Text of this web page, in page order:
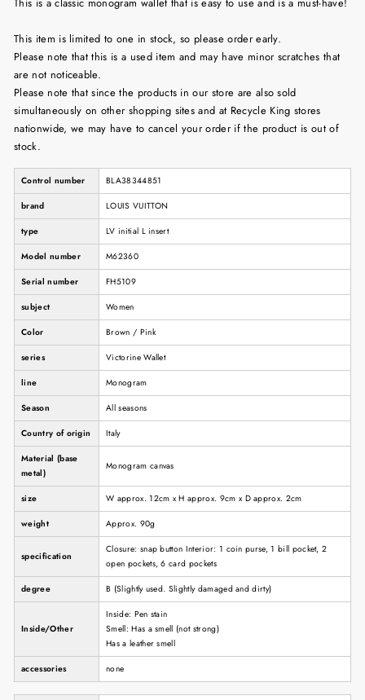
This is a classic monogram wallet that is easy to use and is a must-have!
This item is limited to one in stock, so please order early.
Please note that this is a used item and may have minor scratches that
are not noticeable.
Please note that since the products in our store are also sold
simultaneously on other shopping sites and at Recycle King stores
nationwide, we may have to cancel your order if the product is out of
stock.
Control number BLA38344851
brand LOUIS VUITTON
type LV initial L insert
Model number M62360
Serial number FH5109
subject Women
Color Brown / Pink
series Victorine Wallet
line Monogram
Season All seasons
Country of origin Italy
Material (base
metal)
Monogram canvas
size W approx. 12cm x H approx. 9cm x D approx. 2cm
weight Approx. 90g
specification
Closure: snap button Interior: 1 coin purse, 1 bill pocket, 2
open pockets, 6 card pockets
degree B (Slightly used. Slightly damaged and dirty)
Inside/Other
Inside: Pen stain
Smell: Has a smell (not strong)
Has a leather smell
accessories none